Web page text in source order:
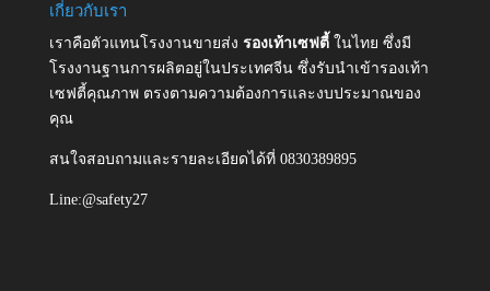
เกี่ยวกับเรา
เราคือตัวแทนโรงงานขายส่ง รองเท้าเซฟตี้ ในไทย ซึ่งมี
โรงงานฐานการผลิตอยู่ในประเทศจีน ซึ่งรับนำเข้ารองเท้า
เซฟตี้คุณภาพ ตรงตามความต้องการและงบประมาณของ
คุณ
สนใจสอบถามและรายละเอียดได้ที่ 0830389895
Line:@safety27